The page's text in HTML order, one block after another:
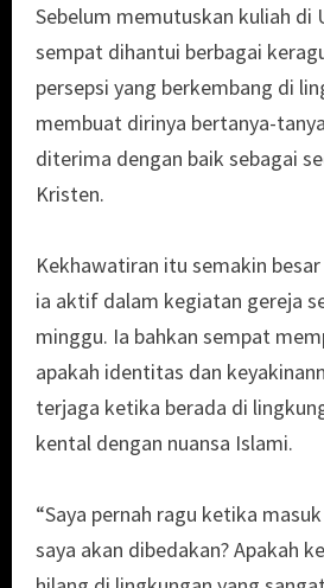
Sebelum memutuskan kuliah di
sempat dihantui berbagai
persepsi yang berkembang di
membuat dirinya bertanya-
diterima dengan baik sebagai
Kristen.
Kekhawatiran itu semakin
ia aktif dalam kegiatan gereja
minggu. Ia bahkan sempat
apakah identitas dan
terjaga ketika berada di
kental dengan nuansa Islami.
“Saya pernah ragu ketika
saya akan dibedakan? Apakah